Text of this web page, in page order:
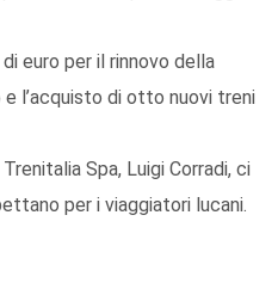
euro per il rinnovo della
l’acquisto di otto nuovi treni
Spa, Luigi Corradi, ci
per i viaggiatori lucani.